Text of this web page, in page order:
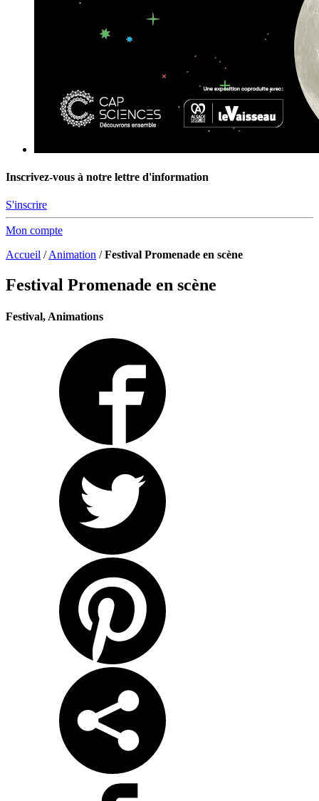
Inscrivez-vous à notre lettre d'information
S'inscrire
Mon compte
Accueil /Animation /Festival Promenade en scène
Festival Promenade en scène
Festival, Animations